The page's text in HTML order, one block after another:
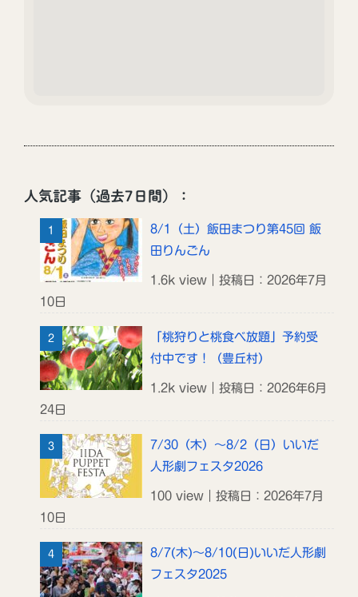
人気記事（過去7日間）：
8/1（土）飯田まつり第45回 飯
田りんごん
1.6k view｜投稿日：2026年7月
10日
「桃狩りと桃食べ放題」予約受
付中です！（豊丘村）
1.2k view｜投稿日：2026年6月
24日
7/30（木）～8/2（日）いいだ
人形劇フェスタ2026
100 view｜投稿日：2026年7月
10日
8/7(木)～8/10(日)いいだ人形劇
フェスタ2025